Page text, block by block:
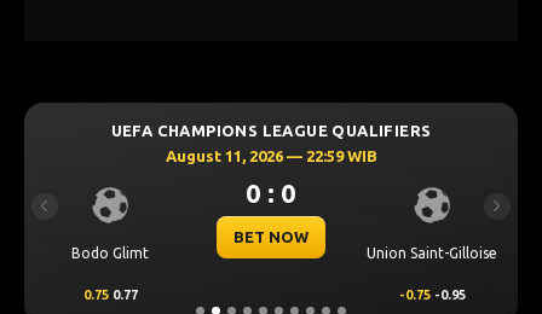
UEFA CHAMPIONS LEAGUE QUALIFIERS
August 11, 2026 — 22:59 WIB
Bodo Glimt
0 : 0
BET NOW
Union Saint-Gilloise
0.75 0.77 -0.75 -0.95
Previous Next